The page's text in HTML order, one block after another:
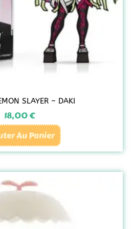
SLAYER – DAKI
18,00€
Au Panier